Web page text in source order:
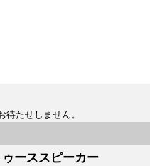
たせしません。
ーススピーカー